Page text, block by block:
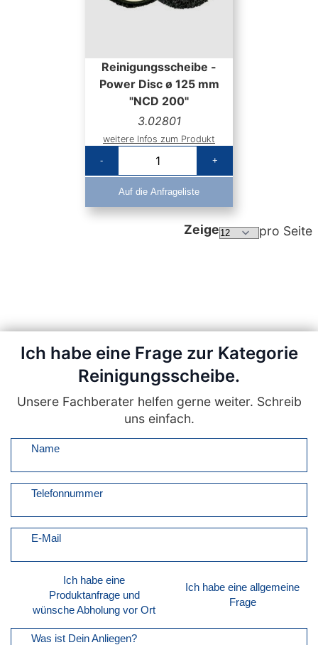
Reinigungsscheibe -
Power Disc ø 125 mm
"NCD 200"
3.02801
weitere Infos zum Produkt
-
+
Auf die Anfrageliste
Zeige pro Seite
Ich habe eine Frage zur Kategorie
Reinigungsscheibe.
Unsere Fachberater helfen gerne weiter. Schreib
uns einfach.
Name
Telefonnummer
E-Mail
Ich habe eine
Produktanfrage und
wünsche Abholung vor Ort
Ich habe eine allgemeine
Frage
Was ist Dein Anliegen?